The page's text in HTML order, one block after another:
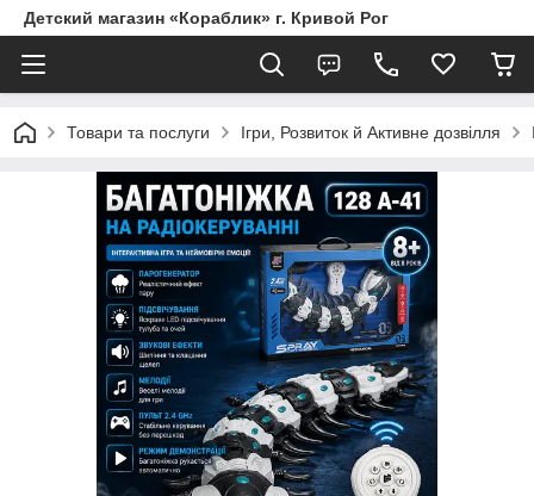
Детский магазин «Кораблик» г. Кривой Рог
Товари та послуги Ігри, Розвиток й Активне дозвілля